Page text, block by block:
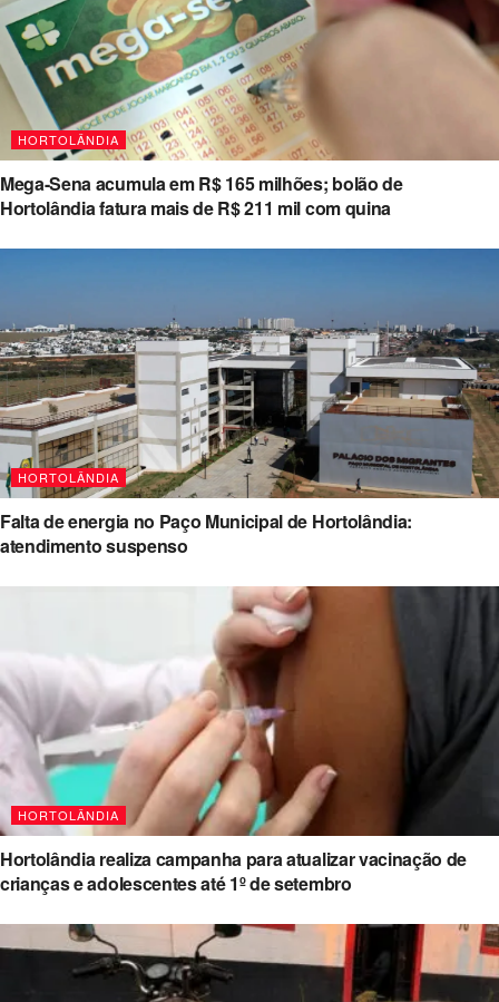
HORTOLÂNDIA
Mega-Sena acumula em R$ 165 milhões; bolão de
Hortolândia fatura mais de R$ 211 mil com quina
HORTOLÂNDIA
Falta de energia no Paço Municipal de Hortolândia:
atendimento suspenso
HORTOLÂNDIA
Hortolândia realiza campanha para atualizar vacinação de
crianças e adolescentes até 1º de setembro